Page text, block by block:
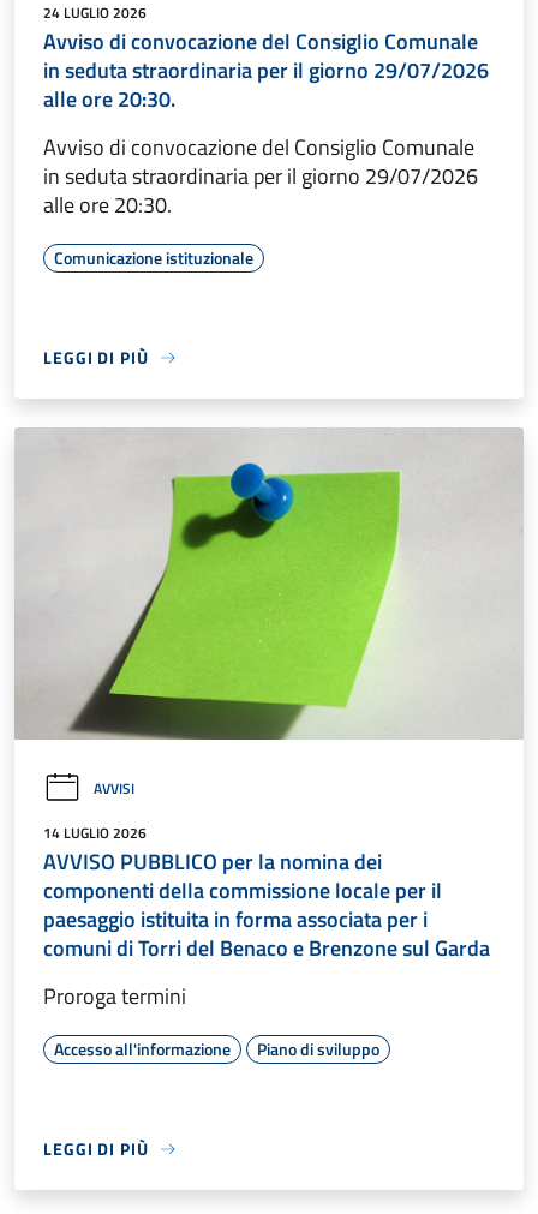
24 LUGLIO 2026
Avviso di convocazione del Consiglio Comunale
in seduta straordinaria per il giorno 29/07/2026
alle ore 20:30.
Avviso di convocazione del Consiglio Comunale
in seduta straordinaria per il giorno 29/07/2026
alle ore 20:30.
Comunicazione istituzionale
LEGGI DI PIÙ
AVVISI
14 LUGLIO 2026
AVVISO PUBBLICO per la nomina dei
componenti della commissione locale per il
paesaggio istituita in forma associata per i
comuni di Torri del Benaco e Brenzone sul Garda
Proroga termini
Accesso all'informazione Piano di sviluppo
LEGGI DI PIÙ